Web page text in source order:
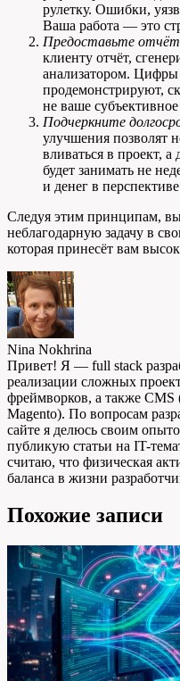
рулетку. Ошибки,
Ваша работа — это
Предоставьте отчёт
клиенту отчёт,
анализатором.
продемонстрируют,
не ваше
Подчеркните
улучшения позволят
вливаться в проект,
будет занимать не
и денег в
Следуя этим принципам,
неблагодарную задачу в
которая принесёт вам
Nina Nokhrina
Привет! Я — full stack
реализации сложных
фреймворков, а также CMS
Magento). По вопросам
сайте я делюсь своим
публикую статьи на IT-
считаю, что физическая
баланса в жизни
Похожие записи